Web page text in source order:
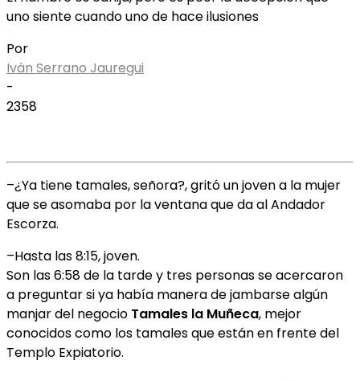
uno siente cuando uno de hace ilusiones
Por
Iván Serrano Jauregui
-
2358
–¿Ya tiene tamales, señora?, gritó un joven a la mujer
que se asomaba por la ventana que da al Andador
Escorza.
–Hasta las 8:15, joven.
Son las 6:58 de la tarde y tres personas se acercaron
a preguntar si ya había manera de jambarse algún
manjar del negocio Tamales la Muñeca, mejor
conocidos como los tamales que están en frente del
Templo Expiatorio.